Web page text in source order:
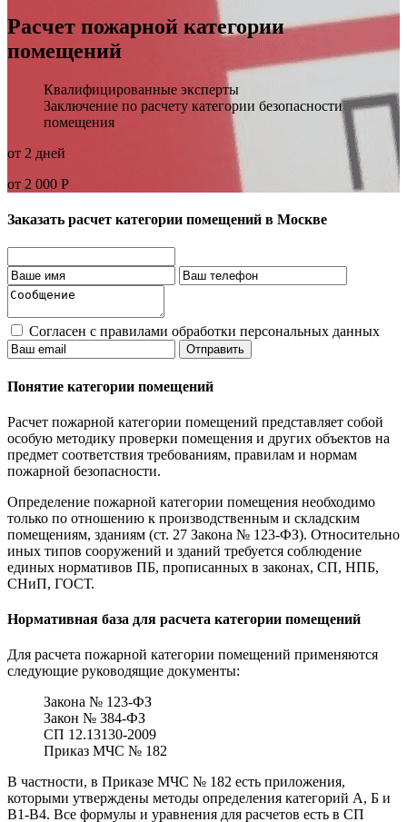
Расчет пожарной категории
помещений
Квалифицированные эксперты
Заключение по расчету категории безопасности
помещения
от 2 дней
от 2 000 Р
Заказать расчет категории помещений в Москве
Согласен с правилами обработки персональных данных
Отправить
Понятие категории помещений
Расчет пожарной категории помещений представляет собой
особую методику проверки помещения и других объектов на
предмет соответствия требованиям, правилам и нормам
пожарной безопасности.
Определение пожарной категории помещения необходимо
только по отношению к производственным и складским
помещениям, зданиям (ст. 27 Закона № 123-ФЗ). Относительно
иных типов сооружений и зданий требуется соблюдение
единых нормативов ПБ, прописанных в законах, СП, НПБ,
СНиП, ГОСТ.
Нормативная база для расчета категории помещений
Для расчета пожарной категории помещений применяются
следующие руководящие документы:
Закона № 123-ФЗ
Закон № 384-ФЗ
СП 12.13130-2009
Приказ МЧС № 182
В частности, в Приказе МЧС № 182 есть приложения,
которыми утверждены методы определения категорий А, Б и
В1-В4. Все формулы и уравнения для расчетов есть в СП